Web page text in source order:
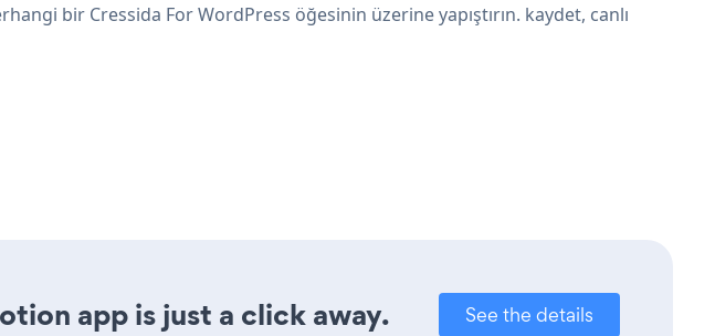
bir Cressida For WordPress öğesinin üzerine yapıştırın. kaydet, canlı
app is just a click away. See the details